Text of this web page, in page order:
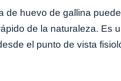
de huevo de gallina
de la naturaleza. Es
el punto de vista